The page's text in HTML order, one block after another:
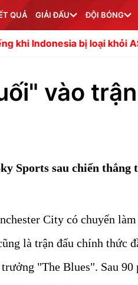
QUẢ GIẢI ĐẤU ĐỘI BÓNG
loại khỏi ASEAN Cup
vào
Sports sau chiến thắng
City có chuyến
là trận đấu chính thức
"The Blues". Sau 90